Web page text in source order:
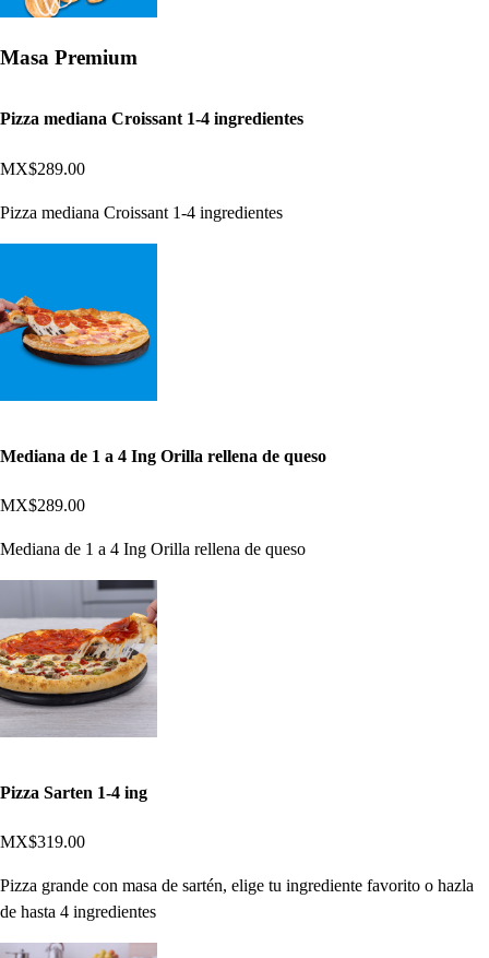
Masa Premium
Pizza mediana Croissant 1-4 ingredientes
MX$289.00
Pizza mediana Croissant 1-4 ingredientes
Mediana de 1 a 4 Ing Orilla rellena de queso
MX$289.00
Mediana de 1 a 4 Ing Orilla rellena de queso
Pizza Sarten 1-4 ing
MX$319.00
Pizza grande con masa de sartén, elige tu ingrediente favorito o hazla
de hasta 4 ingredientes